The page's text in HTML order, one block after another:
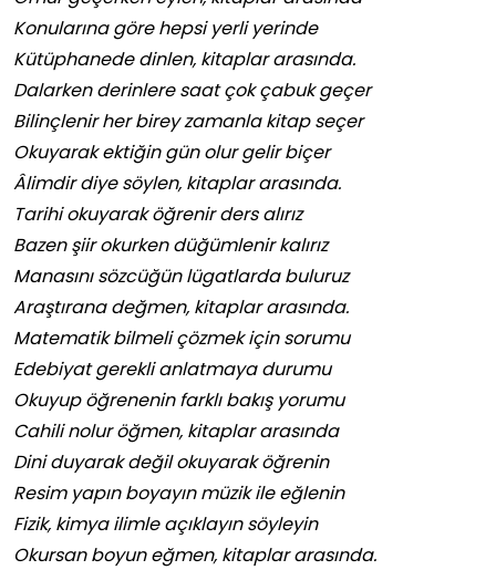
Konularına göre hepsi yerli yerinde
Kütüphanede dinlen, kitaplar arasında.
Dalarken derinlere saat çok çabuk geçer
Bilinçlenir her birey zamanla kitap seçer
Okuyarak ektiğin gün olur gelir biçer
Âlimdir diye söylen, kitaplar arasında.
Tarihi okuyarak öğrenir ders alırız
Bazen şiir okurken düğümlenir kalırız
Manasını sözcüğün lügatlarda buluruz
Araştırana değmen, kitaplar arasında.
Matematik bilmeli çözmek için sorumu
Edebiyat gerekli anlatmaya durumu
Okuyup öğrenenin farklı bakış yorumu
Cahili nolur öğmen, kitaplar arasında
Dini duyarak değil okuyarak öğrenin
Resim yapın boyayın müzik ile eğlenin
Fizik, kimya ilimle açıklayın söyleyin
Okursan boyun eğmen, kitaplar arasında.